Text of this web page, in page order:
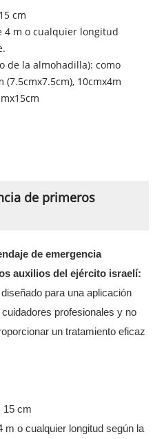
cm
4 m o cualquier longitud
de la almohadilla): como
(7.5cmx7.5cm), 10cmx4m
de primeros
de emergencia
auxilios del ejército israelí:
para una aplicación
profesionales y no
un tratamiento eficaz
15 cm
m o cualquier longitud según la